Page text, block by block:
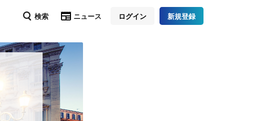
検索 ニュース ログイン 新規登録